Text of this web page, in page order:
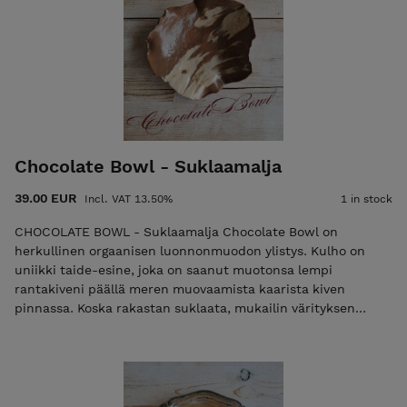
Chocolate Bowl - Suklaamalja
39.00 EUR Incl. VAT 13.50% 1 in stock
CHOCOLATE BOWL - Suklaamalja Chocolate Bowl on
herkullinen orgaanisen luonnonmuodon ylistys. Kulho on
uniikki taide-esine, joka on saanut muotonsa lempi
rantakiveni päällä meren muovaamista kaarista kiven
pinnassa. Koska rakastan suklaata, mukailin värityksen
konvehtiottimet. Chocolate Bowl sopii pienille tärkeille
esineille, taidetarvikkeille tai sellaisenaan esimerkiksi
kirjapinon päälle. Voidaan käyttää myös jälkiruokakulhona